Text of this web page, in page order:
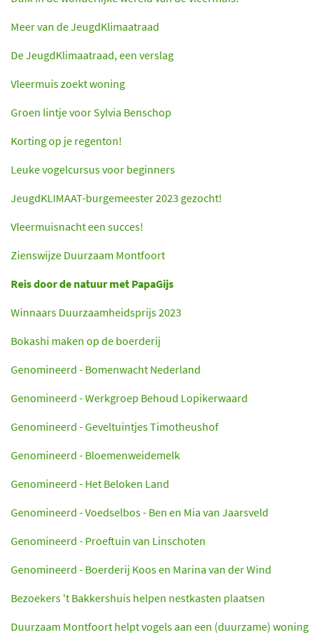
Meer van de JeugdKlimaatraad
De JeugdKlimaatraad, een verslag
Vleermuis zoekt woning
Groen lintje voor Sylvia Benschop
Korting op je regenton!
Leuke vogelcursus voor beginners
JeugdKLIMAAT-burgemeester 2023 gezocht!
Vleermuisnacht een succes!
Zienswijze Duurzaam Montfoort
Reis door de natuur met PapaGijs
Winnaars Duurzaamheidsprijs 2023
Bokashi maken op de boerderij
Genomineerd - Bomenwacht Nederland
Genomineerd - Werkgroep Behoud Lopikerwaard
Genomineerd - Geveltuintjes Timotheushof
Genomineerd - Bloemenweidemelk
Genomineerd - Het Beloken Land
Genomineerd - Voedselbos - Ben en Mia van Jaarsveld
Genomineerd - Proeftuin van Linschoten
Genomineerd - Boerderij Koos en Marina van der Wind
Bezoekers 't Bakkershuis helpen nestkasten plaatsen
Duurzaam Montfoort helpt vogels aan een (duurzame) woning